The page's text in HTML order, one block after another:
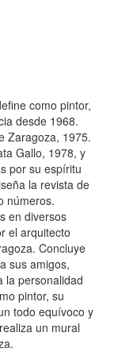
como pintor,
desde 1968.
Zaragoza, 1975.
Gallo, 1978, y
por su espíritu
la revista de
números.
en diversos
el arquitecto
Concluye
sus amigos,
la personalidad
pintor, su
todo equívoco y
un mural